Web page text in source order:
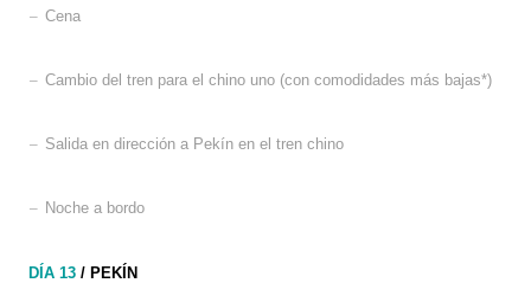
– Cena
– Cambio del tren para el chino uno (con comodidades más bajas*)
– Salida en dirección a Pekín en el tren chino
– Noche a bordo
DÍA 13/ PEKÍN